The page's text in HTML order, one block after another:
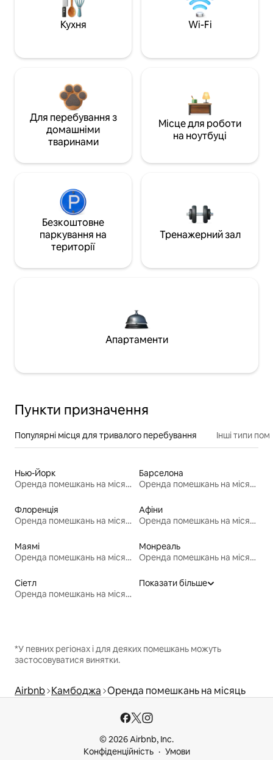
Кухня Wi-Fi
Для перебування з
домашніми
тваринами
Місце для роботи
на ноутбуці
Безкоштовне
паркування на
території
Тренажерний зал
Апартаменти
Пункти призначення
Популярні місця для тривалого перебування Інші типи
Нью-Йорк
Оренда помешкань на місяць
Барселона
Оренда помешкань на місяць
Флоренція
Оренда помешкань на місяць
Афіни
Оренда помешкань на місяць
Маямі
Оренда помешкань на місяць
Монреаль
Оренда помешкань на місяць
Сіетл
Оренда помешкань на місяць
Показати більше
*У певних регіонах і для деяких помешкань можуть
застосовуватися винятки.
Airbnb Камбоджа Оренда помешкань на місяць
© 2026 Airbnb, Inc.
Конфіденційність
Умови